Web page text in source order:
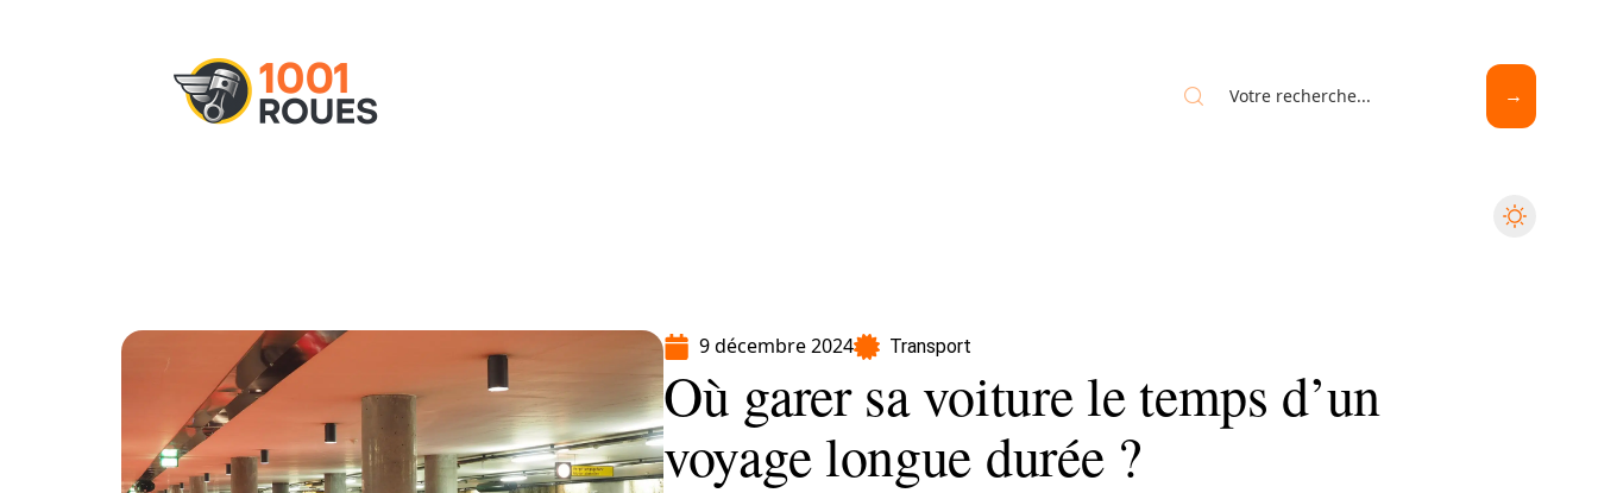
9 décembre 2024 Transport
Où garer sa voiture le temps d’un
voyage longue durée ?